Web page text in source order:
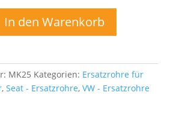
In den Warenkorb
MK25 Kategorien: Ersatzrohre für
, Seat - Ersatzrohre, VW - Ersatzrohre